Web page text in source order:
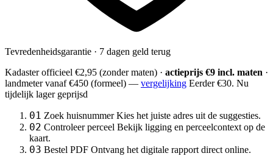
Tevredenheidsgarantie · 7 dagen geld terug
Kadaster officieel €2,95 (zonder maten) · actieprijs €9 incl. maten ·
landmetervanaf €450 (formeel) — vergelijking Eerder €30. Nu
tijdelijk lager geprijsd
01 Zoek huisnummer Kies het juiste adres uit de suggesties.
02 Controleer perceel Bekijk ligging en perceelcontext op de
kaart.
03 Bestel PDF Ontvang het digitale rapport direct online.